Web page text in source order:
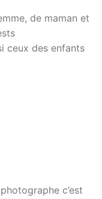
de maman et
ceux des enfants
c’est